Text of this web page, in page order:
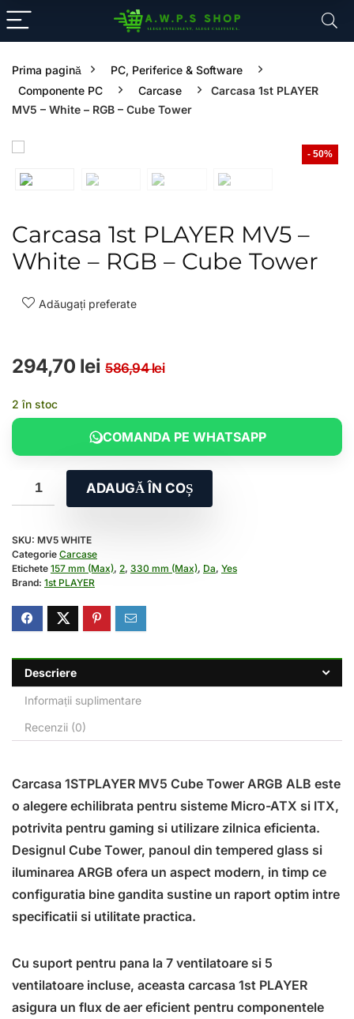
Prima pagină
PC, Periferice & Software
Componente PC
Carcase
Carcasa 1st PLAYER
MV5 – White – RGB – Cube Tower
- 50%
Carcasa 1st PLAYER MV5 –
White – RGB – Cube Tower
Adăugați preferate
586,94leiPrețul inițial a fost:
294,70 lei Prețul curent este:
2 în stoc
COMANDA PE WHATSAPP
ADAUGĂ ÎN COȘ
SKU: MV5 WHITE
Categorie Carcase
Etichete 157 mm (Max), 2, 330 mm (Max), Da, Yes
Brand: 1st PLAYER
Descriere
Informații suplimentare
Recenzii (0)
Carcasa 1STPLAYER MV5 Cube Tower ARGB ALB este
o alegere echilibrata pentru sisteme Micro-ATX si ITX,
potrivita pentru gaming si utilizare zilnica eficienta.
Designul Cube Tower, panoul din tempered glass si
iluminarea ARGB ofera un aspect modern, in timp ce
configuratia bine gandita sustine un raport optim intre
specificatii si utilitate practica.
Cu suport pentru pana la 7 ventilatoare si 5
ventilatoare incluse, aceasta carcasa 1st PLAYER
asigura un flux de aer eficient pentru componentele